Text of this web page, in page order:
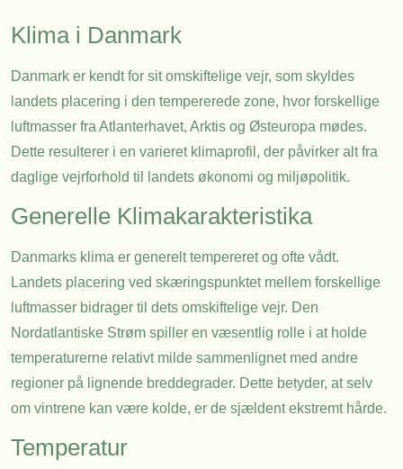
Klima i Danmark
Danmark er kendt for sit omskiftelige vejr, som skyldes
landets placering i den tempererede zone, hvor forskellige
luftmasser fra Atlanterhavet, Arktis og Østeuropa mødes.
Dette resulterer i en varieret klimaprofil, der påvirker alt fra
daglige vejrforhold til landets økonomi og miljøpolitik.
Generelle Klimakarakteristika
Danmarks klima er generelt tempereret og ofte vådt.
Landets placering ved skæringspunktet mellem forskellige
luftmasser bidrager til dets omskiftelige vejr. Den
Nordatlantiske Strøm spiller en væsentlig rolle i at holde
temperaturerne relativt milde sammenlignet med andre
regioner på lignende breddegrader. Dette betyder, at selv
om vintrene kan være kolde, er de sjældent ekstremt hårde.
Temperatur